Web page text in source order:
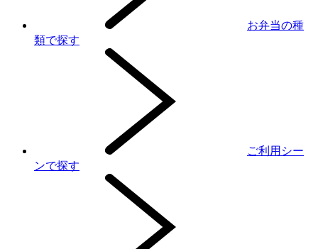
お弁当の種
類で探す
ご利用シー
ンで探す